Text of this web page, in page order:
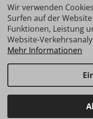
Wir verwenden
Surfen auf der
Funktionen, Leistung
Website-
Mehr Informationen
Haben Sie Fragen? Wir
schnelle Verbindung:
Copyright 2026